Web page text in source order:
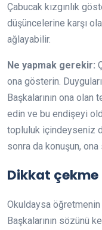
Çabucak kızgınlık
düşüncelerine karşı
ağlayabilir.
Ne yapmak gerekir:
ona gösterin.
Başkalarının ona
edin ve bu endişeyi
topluluk içindeyseniz
sonra da konuşun,
Dikkat
Okuldaysa öğretmenin
Başkalarının sözünü